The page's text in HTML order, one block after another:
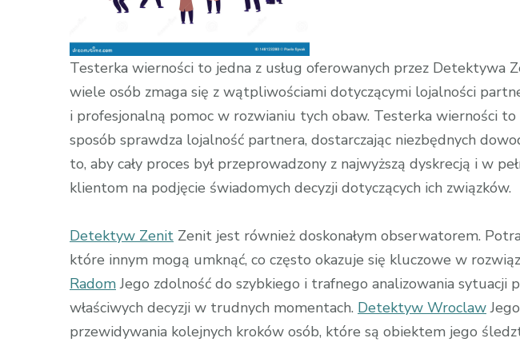
Testerka wierności to jedna z usług oferowanych przez Detektywa
wiele osób zmaga się z wątpliwościami dotyczącymi lojalności
i profesjonalną pomoc w rozwianiu tych obaw. Testerka wierności
sposób sprawdza lojalność partnera, dostarczając niezbędnych
to, aby cały proces był przeprowadzony z najwyższą dyskrecją i w
klientom na podjęcie świadomych decyzji dotyczących ich związków.
Detektyw Zenit Zenit jest również doskonałym obserwatorem.
które innym mogą umknąć, co często okazuje się kluczowe w
RadomJego zdolność do szybkiego i trafnego analizowania sytuacji
właściwych decyzji w trudnych momentach. Detektyw Wroclaw
przewidywania kolejnych kroków osób, które są obiektem jego